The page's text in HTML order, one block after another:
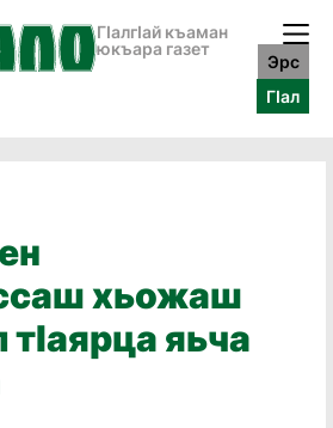
ГӀалгӀай къаман
юкъара газет
Эрс
ГӀал
хьожаш
тIаярца яьча